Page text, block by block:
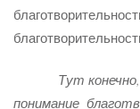
Тут
понимание